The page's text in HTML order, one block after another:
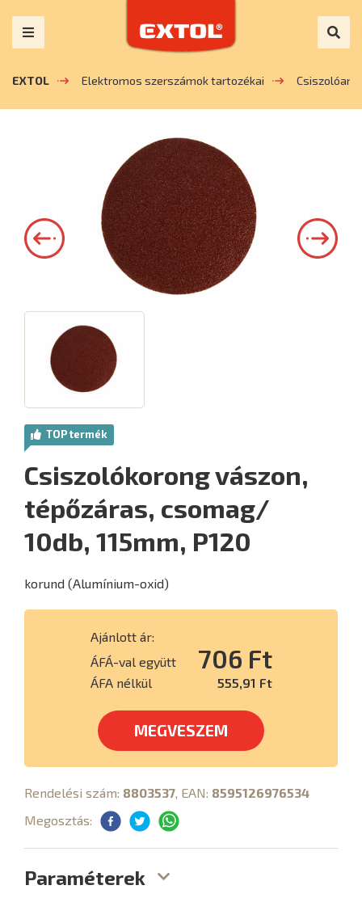
EXTOL Elektromos szerszámok tartozékai
TOP termék
Csiszolókorong vászon,
tépőzáras, csomag/
10db, 115mm, P120
korund (Alumínium-oxid)
Ajánlott ár:
ÁFÁ-val együtt
706 Ft
ÁFA nélkül 555,91 Ft
MEGVESZEM
Rendelési szám: 8803537 , EAN: 8595126976534
Megosztás:
Paraméterek